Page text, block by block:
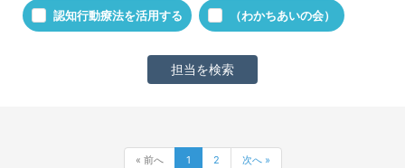
認知行動療法を活用する （わかちあいの会）
« 前へ 1 2 次へ »